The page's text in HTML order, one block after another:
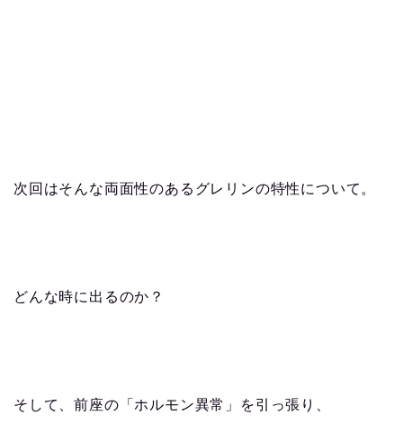
次回はそんな両面性のあるグレリンの特性について。
どんな時に出るのか？
そして、前座の「ホルモン異常」を引っ張り、